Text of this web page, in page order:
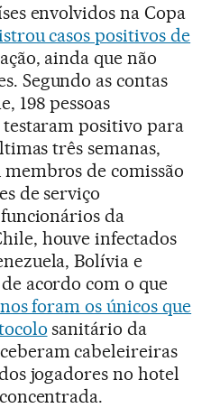
envolvidos na Copa
casos positivos de
ainda que não
Segundo as contas
198 pessoas
positivo para
três semanas,
de comissão
de serviço
da
houve infectados
Bolívia e
acordo com o que
foram os únicos que
sanitário da
cabeleireiras
jogadores no hotel